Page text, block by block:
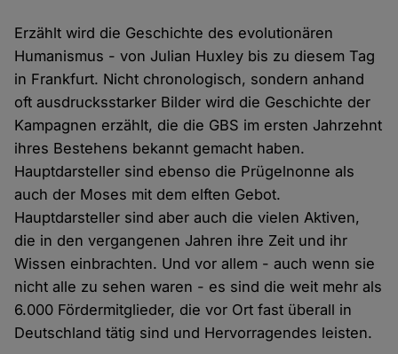
Erzählt wird die Geschichte des evolutionären
Humanismus - von Julian Huxley bis zu diesem Tag
in Frankfurt. Nicht chronologisch, sondern anhand
oft ausdrucksstarker Bilder wird die Geschichte der
Kampagnen erzählt, die die GBS im ersten Jahrzehnt
ihres Bestehens bekannt gemacht haben.
Hauptdarsteller sind ebenso die Prügelnonne als
auch der Moses mit dem elften Gebot.
Hauptdarsteller sind aber auch die vielen Aktiven,
die in den vergangenen Jahren ihre Zeit und ihr
Wissen einbrachten. Und vor allem - auch wenn sie
nicht alle zu sehen waren - es sind die weit mehr als
6.000 Fördermitglieder, die vor Ort fast überall in
Deutschland tätig sind und Hervorragendes leisten.